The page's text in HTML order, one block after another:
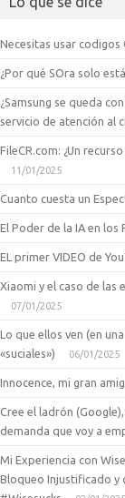
Necesitas usar
¿Por qué SOra solo
¿Samsung se queda
servicio de atención al
FileCR.com: ¿Un
11/01/2025
Cuanto cuesta un
El Poder de la IA en los
EL primer VIDEO de
Xiaomi y el caso de las
07/01/2025
Lo que ellos ven (en
«suciales»)
06/01/2025
Innocence, mi gran
Cree el ladrón
demanda que voy a
Mi Experiencia con
Bloqueo Injustificado y